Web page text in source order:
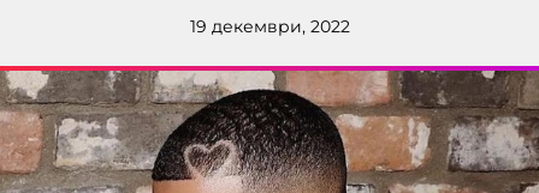
19 декември, 2022